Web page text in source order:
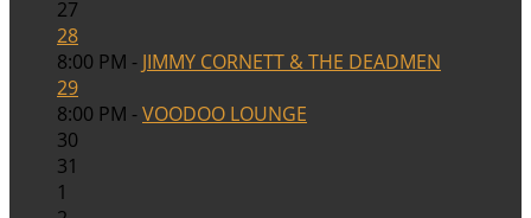
27
28
8:00 PM - JIMMY CORNETT & THE DEADMEN
29
8:00 PM -VOODOO LOUNGE
30
31
1